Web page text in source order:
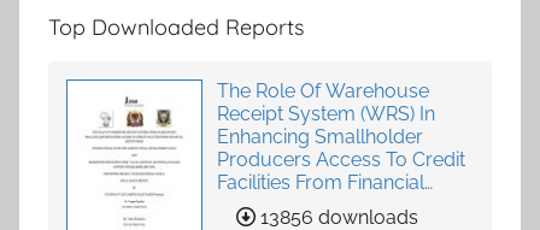
Top Downloaded Reports
The Role Of Warehouse
Receipt System (WRS) In
Enhancing Smallholder
Producers Access To Credit
Facilities From Financial
Institutions
13856 downloads